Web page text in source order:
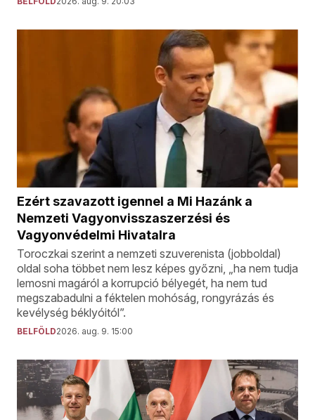
Ezért szavazott igennel a Mi Hazánk a
Nemzeti Vagyonvisszaszerzési és
Vagyonvédelmi Hivatalra
Toroczkai szerint a nemzeti szuverenista (jobboldal)
oldal soha többet nem lesz képes győzni, „ha nem tudja
lemosni magáról a korrupció bélyegét, ha nem tud
megszabadulni a féktelen mohóság, rongyrázás és
kevélység béklyóitól”.
BELFÖLD2026. aug. 9. 15:00